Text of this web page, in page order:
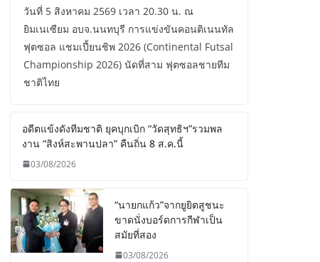
วันที่ 5 สิงหาคม 2569 เวลา 20.30 น. ณ
ยิมเนเซียม อบจ.นนทบุรี การแข่งขันคอนติเนนทัล
ฟุตซอล แชมเปี้ยนชิพ 2026 (Continental Futsal
Championship 2026) นัดที่สาม ฟุตซอลชายทีม
ชาติไทย
อดีตแข้งดังทีมชาติ ยุคบุกเบิก “วัดสุทธิฯ”รวมพล
งาน “สิงห์สะพานปลา” คืนถิ่น 8 ส.ค.นี้
03/08/2026
“นายกแก้ว”จากยูยิตสูชนะ
ขาดนั่งบอร์ดการกีฬาเป็น
สมัยที่สอง
03/08/2026